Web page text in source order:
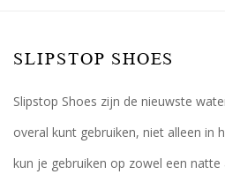
SLIPSTOP SHOES
Slipstop Shoes zijn de nieuwste
overal kunt gebruiken, niet alleen in
kun je gebruiken op zowel een